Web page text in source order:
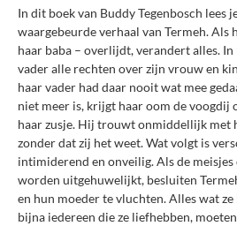
In dit boek van Buddy Tegenbosch lees
waargebeurde verhaal van Termeh. Als
haar baba – overlijdt, verandert alles.
vader alle rechten over zijn vrouw en
haar vader had daar nooit wat mee
niet meer is, krijgt haar oom de voogdij
haar zusje. Hij trouwt onmiddellijk met
zonder dat zij het weet. Wat volgt is
intimiderend en onveilig. Als de meisjes
worden uitgehuwelijkt, besluiten
en hun moeder te vluchten. Alles wat ze
bijna iedereen die ze liefhebben,